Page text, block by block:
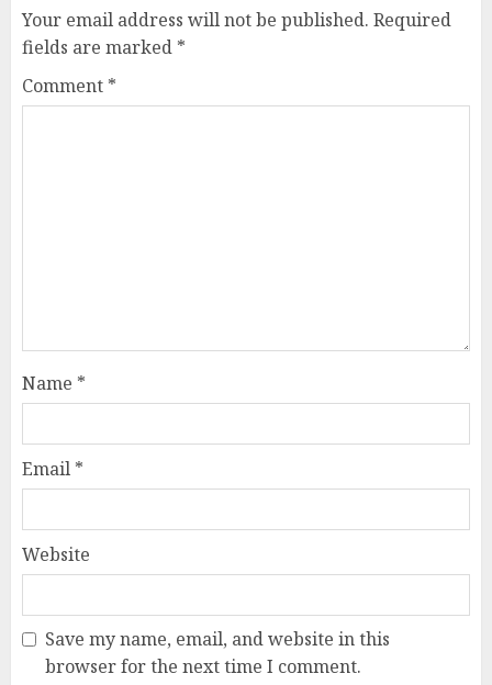
Your email address will not be published. Required
fields are marked *
Comment *
Name *
Email *
Website
Save my name, email, and website in this
browser for the next time I comment.